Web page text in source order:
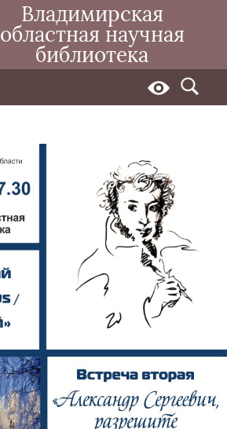
Владимирская
областная научная
библиотека